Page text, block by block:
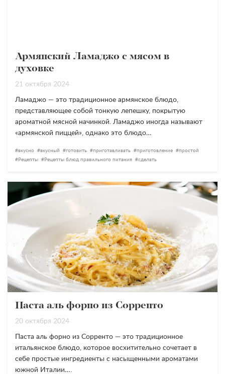
Армянский Ламаджо с мясом в
духовке
21 октября 2024
Ламаджо — это традиционное армянское блюдо,
представляющее собой тонкую лепешку, покрытую
ароматной мясной начинкой. Ламаджо иногда называют
«армянской пиццей», однако это блюдо…
вкусно вкусный готовить приготавливать приготовление
простой
Рецепты
Рецепты блюд правильного питания сделать
Паста аль форно из Сорренто
20 октября 2024
Паста аль форно из Сорренто — это традиционное
итальянское блюдо, которое восхитительно сочетает в
себе простые ингредиенты с насыщенными ароматами
южной Италии….